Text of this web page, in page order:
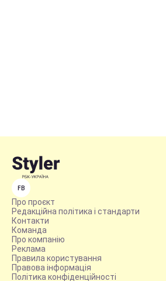
FB
Про проєкт
Редакційна політика і стандарти
Контакти
Команда
Про компанію
Реклама
Правила користування
Правова інформація
Політика конфіденційності